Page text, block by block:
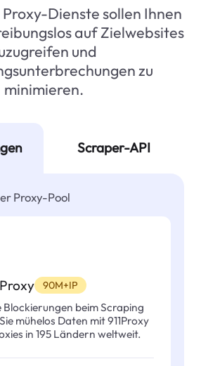
Dienste sollen Ihnen
auf Zielwebsites
und
zu
minimieren.
Scraper-API
Proxy-Pool
90M+IP
Blockierungen beim Scraping
mühelos Daten mit 911Proxy
in 195 Ländern weltweit.